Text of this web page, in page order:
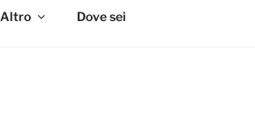
Altro Dove sei